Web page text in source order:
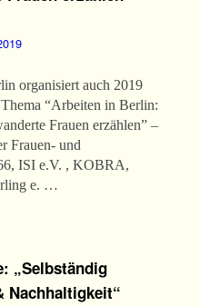
organisiert auch 2019
“Arbeiten in Berlin:
Frauen erzählen” –
Frauen- und
ISI e.V. , KOBRA,
e. …
„Selbständig
Nachhaltigkeit“